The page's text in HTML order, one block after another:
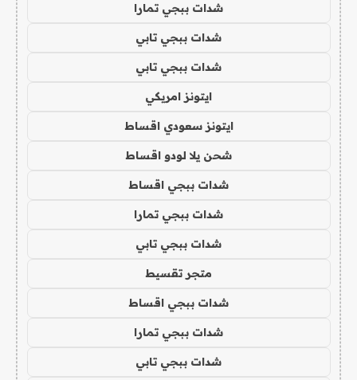
شدات ببجي تمارا
شدات ببجي تابي
شدات ببجي تابي
ايتونز امريكي
ايتونز سعودي اقساط
شحن يلا لودو اقساط
شدات ببجي اقساط
شدات ببجي تمارا
شدات ببجي تابي
متجر تقسيط
شدات ببجي اقساط
شدات ببجي تمارا
شدات ببجي تابي